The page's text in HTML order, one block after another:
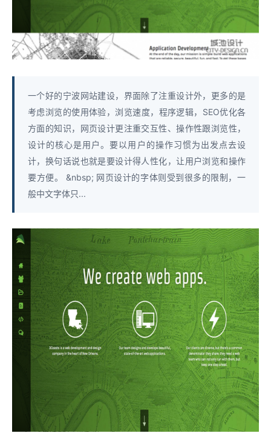
一个好的宁波网站建设，界面除了注重设计外，更多的是
考虑浏览的使用体验，浏览速度，程序逻辑，SEO优化各
方面的知识，网页设计更注重交互性、操作性跟浏览性，
设计的核心是用户。要以用户的操作习惯为出发点去设
计，换句话说也就是要设计得人性化，让用户浏览和操作
要方便。 &nbsp; 网页设计的字体则受到很多的限制，一
般中文字体只...